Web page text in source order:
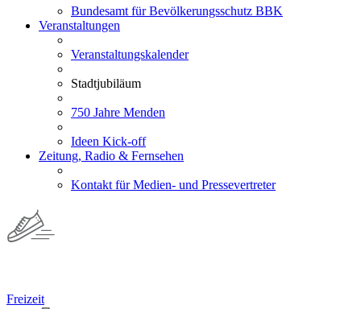
Bundesamt für Bevölkerungsschutz BBK
Veranstaltungen
Veranstaltungskalender
Stadtjubiläum
750 Jahre Menden
Ideen Kick-off
Zeitung, Radio & Fernsehen
Kontakt für Medien- und Pressevertreter
Freizeit